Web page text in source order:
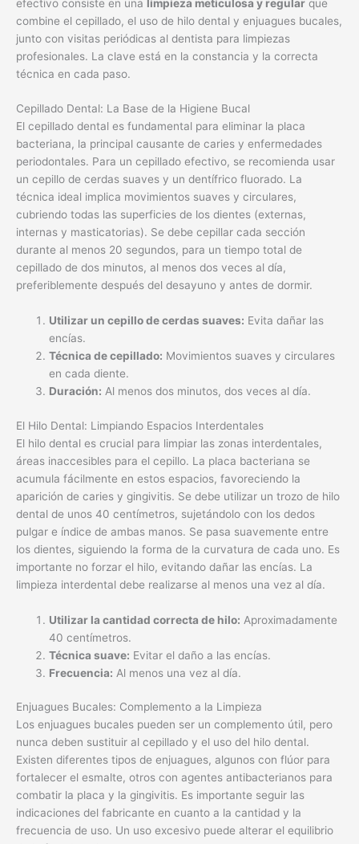
El cepillado dental es fundamental para eliminar la placa
bacteriana, la principal causante de caries y enfermedades
periodontales. Para un cepillado efectivo, se recomienda usar
un cepillo de cerdas suaves y un dentífrico fluorado. La
cubriendo todas las superficies de los dientes (externas,
internas y masticatorias). Se debe cepillar cada sección
durante al menos 20 segundos, para un tiempo total de
cepillado de dos minutos, al menos dos veces al día,
preferiblemente después del desayuno y antes de dormir.
Utilizar un cepillo de cerdas suaves:Evita dañar las
encías.
Técnica de cepillado:Movimientos suaves y circulares
en cada diente.
Duración:Al menos dos minutos, dos veces al día.
El Hilo Dental: Limpiando Espacios Interdentales
El hilo dental es crucial para limpiar las zonas interdentales,
áreas inaccesibles para el cepillo. La placa bacteriana se
acumula fácilmente en estos espacios, favoreciendo la
aparición de caries y gingivitis. Se debe utilizar un trozo de hilo
pulgar e índice de ambas manos. Se pasa suavemente entre
los dientes, siguiendo la forma de la curvatura de cada uno. Es
importante no forzar el hilo, evitando dañar las encías. La
limpieza interdental debe realizarse al menos una vez al día.
Utilizar la cantidad correcta de hilo: Aproximadamente
40 centímetros.
Técnica suave: Evitar el daño a las encías.
Frecuencia:Al menos una vez al día.
Los enjuagues bucales pueden ser un complemento útil, pero
nunca deben sustituir al cepillado y el uso del hilo dental.
Existen diferentes tipos de enjuagues, algunos con flúor para
fortalecer el esmalte, otros con agentes antibacterianos para
indicaciones del fabricante en cuanto a la cantidad y la
frecuencia de uso. Un uso excesivo puede alterar el equilibrio
de la flora bucal.
Utilizar según las indicaciones:Seguir las
instrucciones del fabricante.
No sustituir el cepillado ni el hilo dental:Son
complementarios.